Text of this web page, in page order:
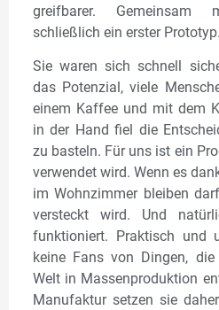
greifbarer. Gemeinsam
schließlich ein erster Prototyp.
Sie waren sich schnell
das Potenzial, viele
einem Kaffee und mit dem
in der Hand fiel die
zu basteln. Für uns ist ein
verwendet wird. Wenn es
im Wohnzimmer bleiben
versteckt wird. Und
funktioniert. Praktisch und
keine Fans von Dingen,
Welt in Massenproduktion
Manufaktur setzen sie